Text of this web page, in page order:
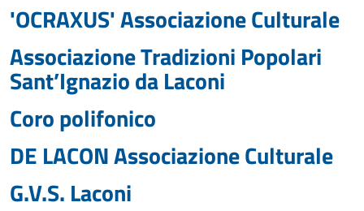
'OCRAXUS' Associazione Culturale
Associazione Tradizioni Popolari
Sant’Ignazio da Laconi
Coro polifonico
DE LACON Associazione Culturale
G.V.S. Laconi